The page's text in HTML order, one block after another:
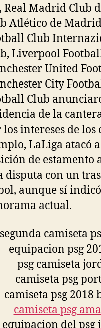
Real Madrid Club
Atlético de
Club
Liverpool
United
City
Club
de la
intereses de
LaLiga atacó
de estamento
disputa con un
aunque sí
actual.